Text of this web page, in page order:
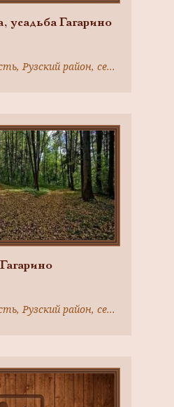
Гагарино
Московская область, Рузский район, село Никольское
Московская область, Рузский район, село Никольское